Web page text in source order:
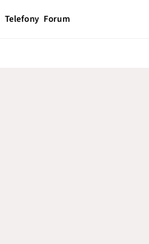
Telefony Forum